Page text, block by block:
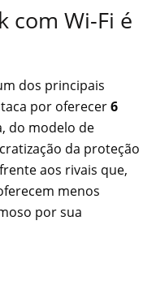
com Wi-Fi é
dos principais
por oferecer6
do modelo de
da proteção
aos rivais que,
menos
por sua